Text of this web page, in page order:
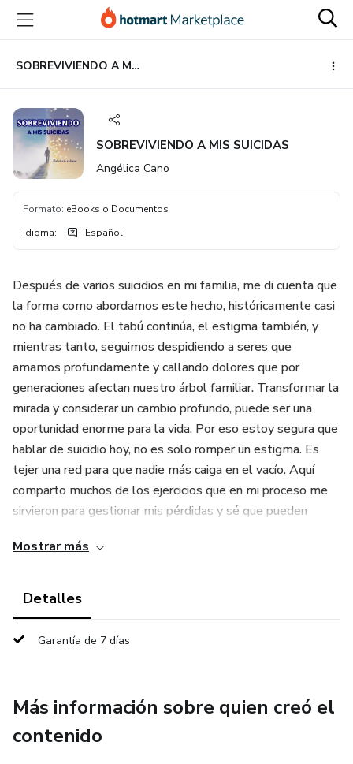
principal
página
de
página
SOBREVIVIENDO A MIS SUICIDAS
SOBREVIVIENDO A MIS SUICIDAS
Angélica Cano
Formato: eBooks o Documentos
Idioma: Español
Después de varios suicidios en mi familia, me di cuenta que
la forma como abordamos este hecho, históricamente casi
no ha cambiado. El tabú continúa, el estigma también, y
mientras tanto, seguimos despidiendo a seres que
amamos profundamente y callando dolores que por
generaciones afectan nuestro árbol familiar. Transformar la
mirada y considerar un cambio profundo, puede ser una
oportunidad enorme para la vida. Por eso estoy segura que
hablar de suicidio hoy, no es solo romper un estigma. Es
tejer una red para que nadie más caiga en el vacío. Aquí
comparto muchos de los ejercicios que en mi proceso me
sirvieron para gestionar mis pérdidas y sé que pueden
también mis fotografías, esas que me ayudaron a
momentos de introversión que me dieron el camino.
Si este libro llega a tus manos, es porque tú también eres
alguien que también ha susurrado 'suicidio' con miedo y
ahora está listo para gritar '¡basta!'. Por la vida...
Mostrar más
Detalles
Garantía de 7 días
Más información sobre quien creó el
contenido